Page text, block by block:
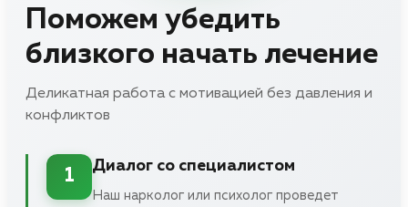
Поможем убедить
близкого начать лечение
Деликатная работа с мотивацией без давления и
конфликтов
1
Диалог со специалистом
Наш нарколог или психолог проведет